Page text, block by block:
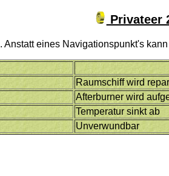
Privateer
. Anstatt eines Navigationspunkt's
Raumschiff wird
Afterburner wird
Temperatur sinkt ab
Unverwundbar